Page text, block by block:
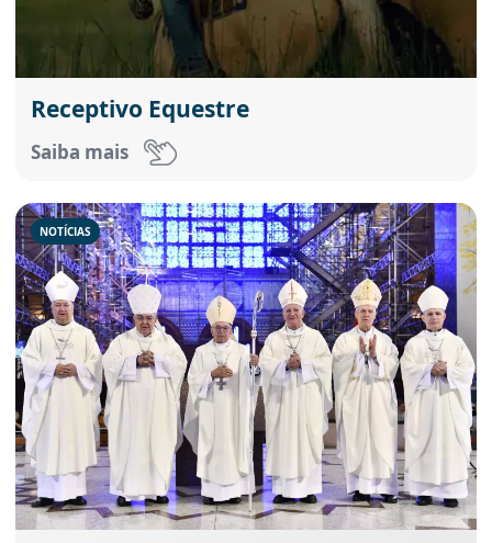
Receptivo Equestre
Saiba mais
NOTÍCIAS